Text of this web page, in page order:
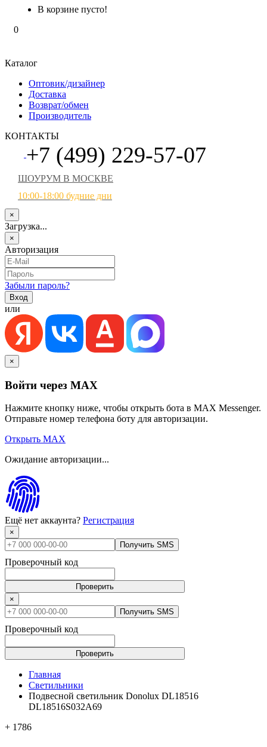
В корзине пусто!
0
Каталог
Оптовик/дизайнер
Доставка
Возврат/обмен
Производитель
КОНТАКТЫ
+7 (499) 229-57-07
ШОУРУМ В МОСКВЕ
10:00-18:00 будние дни
×
Загрузка...
×
Авторизация
Забыли пароль?
или
×
Войти через MAX
Нажмите кнопку ниже, чтобы открыть бота в MAX Messenger.
Отправьте номер телефона боту для авторизации.
Открыть MAX
Ожидание авторизации...
Ещё нет аккаунта? Регистрация
×
Получить SMS
Проверочный код
Проверить
×
Получить SMS
Проверочный код
Проверить
Главная
Светильники
Подвесной светильник Donolux DL18516
DL18516S032А69
+ 1786